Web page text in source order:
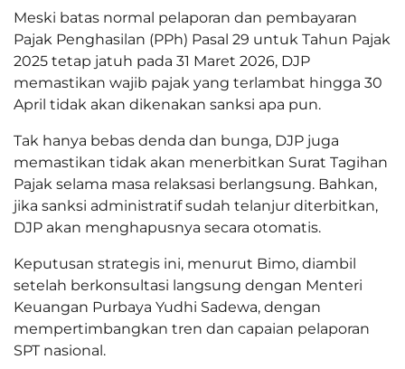
Meski batas normal pelaporan dan pembayaran
Pajak Penghasilan (PPh) Pasal 29 untuk Tahun Pajak
2025 tetap jatuh pada 31 Maret 2026, DJP
memastikan wajib pajak yang terlambat hingga 30
April tidak akan dikenakan sanksi apa pun.
Tak hanya bebas denda dan bunga, DJP juga
memastikan tidak akan menerbitkan Surat Tagihan
Pajak selama masa relaksasi berlangsung. Bahkan,
jika sanksi administratif sudah telanjur diterbitkan,
DJP akan menghapusnya secara otomatis.
Keputusan strategis ini, menurut Bimo, diambil
setelah berkonsultasi langsung dengan Menteri
Keuangan Purbaya Yudhi Sadewa, dengan
mempertimbangkan tren dan capaian pelaporan
SPT nasional.